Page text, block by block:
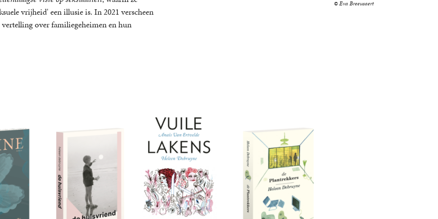
© Eva Breeusaert
vrijheid' een illusie is. In 2021 verscheen
over familiegeheimen en hun